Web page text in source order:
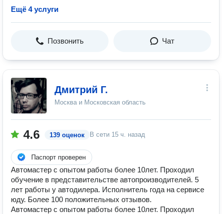
Ещё 4 услуги
Позвонить Чат
Дмитрий Г.
Москва и Московская область
4.6 139 оценок В сети 15 ч. назад
Паспорт проверен
Автомастер с опытом работы более 10лет. Проходил
обучение в представительстве автопроизводителей. 5
лет работы у автодилера. Исполнитель года на сервисе
юду. Более 100 положительных отзывов.
Автомастер с опытом работы более 10лет. Проходил